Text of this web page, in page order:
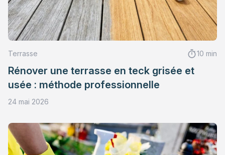
Terrasse 10 min
Rénover une terrasse en teck grisée et
usée : méthode professionnelle
24 mai 2026